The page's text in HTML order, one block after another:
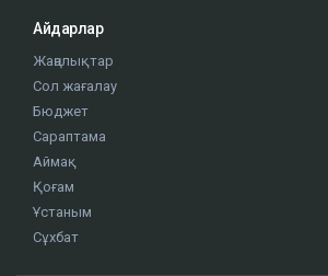
Айдарлар
Жаңалықтар
Сол жағалау
Бюджет
Сараптама
Аймақ
Қоғам
Ұстаным
Сұхбат